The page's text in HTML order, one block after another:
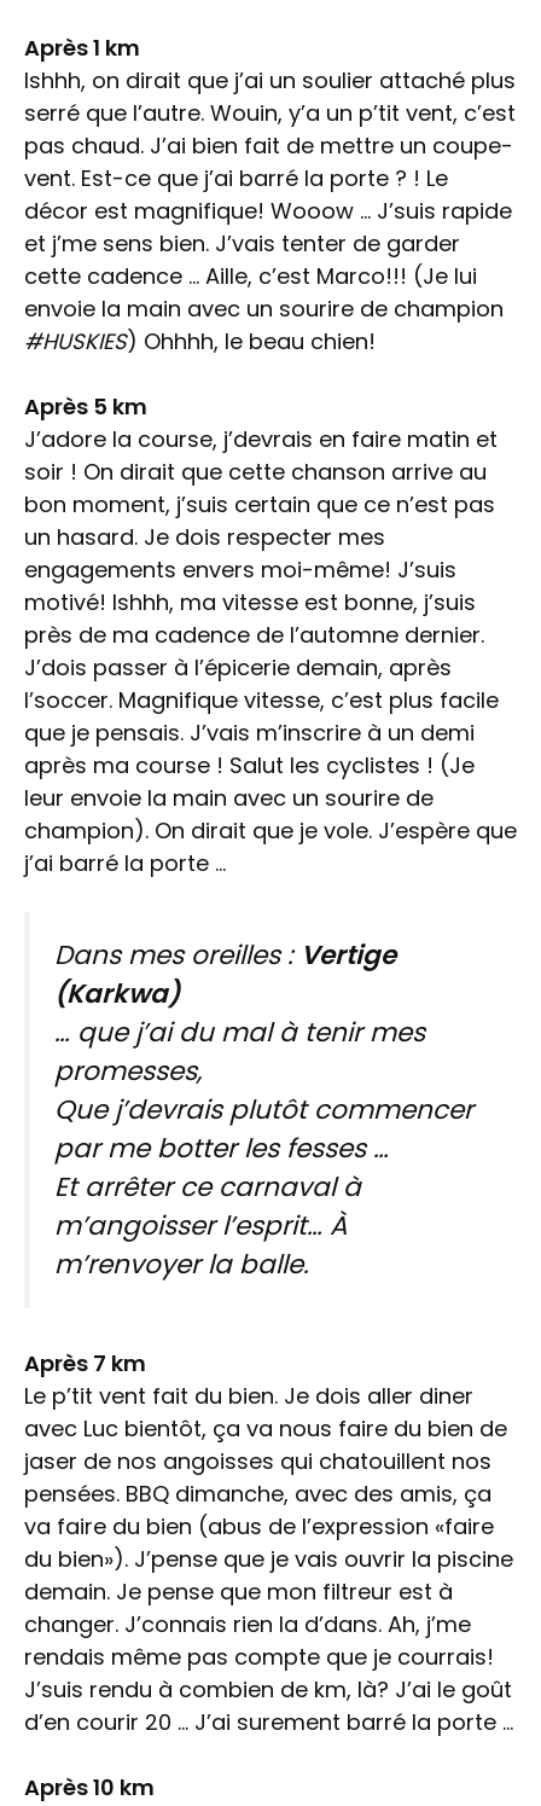
Après 1 km
Ishhh, on dirait que j’ai un soulier attaché plus
serré que l’autre. Wouin, y’a un p’tit vent, c’est
pas chaud. J’ai bien fait de mettre un coupe-
vent. Est-ce que j’ai barré la porte ? ! Le
décor est magnifique! Wooow … J’suis rapide
et j’me sens bien. J’vais tenter de garder
cette cadence … Aille, c’est Marco!!! (Je lui
envoie la main avec un sourire de champion
#HUSKIES) Ohhhh, le beau chien!
Après 5 km
J’adore la course, j’devrais en faire matin et
soir ! On dirait que cette chanson arrive au
bon moment, j’suis certain que ce n’est pas
un hasard. Je dois respecter mes
engagements envers moi-même! J’suis
motivé! Ishhh, ma vitesse est bonne, j’suis
près de ma cadence de l’automne dernier.
J’dois passer à l’épicerie demain, après
l’soccer. Magnifique vitesse, c’est plus facile
que je pensais. J’vais m’inscrire à un demi
après ma course ! Salut les cyclistes ! (Je
leur envoie la main avec un sourire de
champion). On dirait que je vole. J’espère que
j’ai barré la porte …
Dans mes oreilles : Vertige
(Karkwa)
… que j’ai du mal à tenir mes
promesses,
Que j’devrais plutôt commencer
par me botter les fesses …
Et arrêter ce carnaval à
m’angoisser l’esprit… À
m’renvoyer la balle.
Après 7 km
Le p’tit vent fait du bien. Je dois aller diner
avec Luc bientôt, ça va nous faire du bien de
jaser de nos angoisses qui chatouillent nos
pensées. BBQ dimanche, avec des amis, ça
va faire du bien (abus de l’expression «faire
du bien»). J’pense que je vais ouvrir la piscine
demain. Je pense que mon filtreur est à
changer. J’connais rien la d’dans. Ah, j’me
rendais même pas compte que je courrais!
J’suis rendu à combien de km, là? J’ai le goût
d’en courir 20 … J’ai surement barré la porte …
Après 10 km